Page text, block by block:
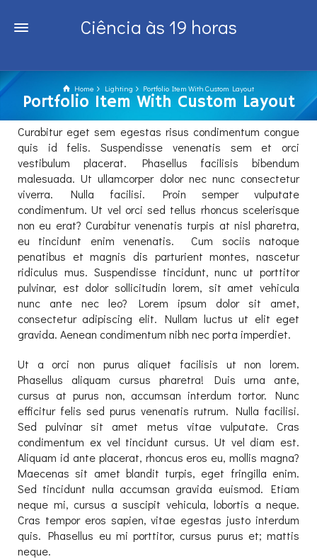
Ciência às 19 horas
Home Lighting Portfolio Item With Custom Layout
Portfolio Item With Custom Layout
Curabitur eget sem egestas risus condimentum congue
quis id felis. Suspendisse venenatis sem et orci
vestibulum placerat. Phasellus facilisis bibendum
malesuada. Ut ullamcorper dolor nec nunc consectetur
viverra. Nulla facilisi. Proin semper vulputate
condimentum. Ut vel orci sed tellus rhoncus scelerisque
non eu erat? Curabitur venenatis turpis at nisl pharetra,
eu tincidunt enim venenatis. Cum sociis natoque
penatibus et magnis dis parturient montes, nascetur
ridiculus mus. Suspendisse tincidunt, nunc ut porttitor
pulvinar, est dolor sollicitudin lorem, sit amet vehicula
nunc ante nec leo? Lorem ipsum dolor sit amet,
consectetur adipiscing elit. Nullam luctus ut elit eget
gravida. Aenean condimentum nibh nec porta imperdiet.
Ut a orci non purus aliquet facilisis ut non lorem.
Phasellus aliquam cursus pharetra! Duis urna ante,
cursus at purus non, accumsan interdum tortor. Nunc
efficitur felis sed purus venenatis rutrum. Nulla facilisi.
Sed pulvinar sit amet metus vitae vulputate. Cras
condimentum ex vel tincidunt cursus. Ut vel diam est.
Aliquam id ante placerat, rhoncus eros eu, mollis magna?
Maecenas sit amet blandit turpis, eget fringilla enim.
Sed tincidunt nulla accumsan gravida euismod. Etiam
neque mi, cursus a suscipit vehicula, lobortis a neque.
Cras tempor eros sapien, vitae egestas justo interdum
quis. Phasellus eu mi porttitor, cursus purus et; mattis
neque.